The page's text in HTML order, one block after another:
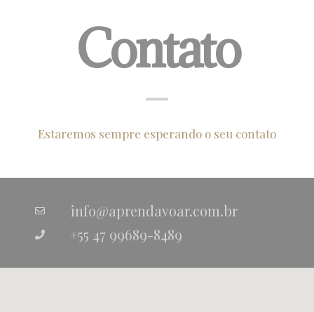
Contato
Estaremos sempre esperando o seu contato
info@aprendavoar.com.br
+55 47 99689-8489